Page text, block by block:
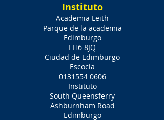
Instituto
Academia Leith
Parque de la academia
Edimburgo
EH6 8JQ
Ciudad de Edimburgo
Escocia
0131554 0606
Instituto
South Queensferry
Ashburnham Road
Edimburgo